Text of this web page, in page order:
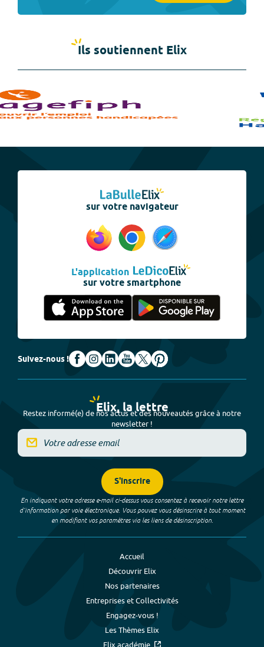
Ils soutiennent Elix
sur votre navigateur
L'application
sur votre smartphone
Suivez-nous !
Elix, la lettre
Restez informé(e) de nos actus et des nouveautés grâce à notre
newsletter !
S'inscrire
En indiquant votre adresse e-mail ci-dessus vous consentez à recevoir notre lettre
d’information par voie électronique. Vous pouvez vous désinscrire à tout moment
en modifiant vos paramètres via les liens de désinscription.
Accueil
Découvrir Elix
Nos partenaires
Entreprises et Collectivités
Engagez-vous !
Les Thèmes Elix
Elix académie